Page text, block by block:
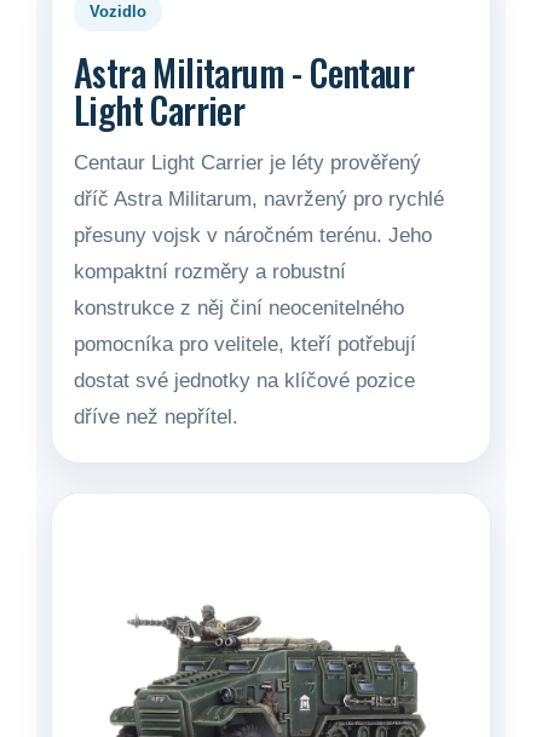
Vozidlo
Astra Militarum - Centaur
Light Carrier
Centaur Light Carrier je léty prověřený
dříč Astra Militarum, navržený pro rychlé
přesuny vojsk v náročném terénu. Jeho
kompaktní rozměry a robustní
konstrukce z něj činí neocenitelného
pomocníka pro velitele, kteří potřebují
dostat své jednotky na klíčové pozice
dříve než nepřítel.